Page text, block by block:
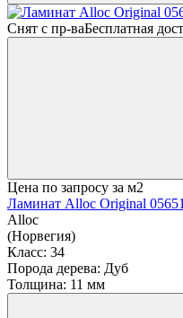
Снят с пр-ваБесплатная
Цена по запросу за м2
Ламинат Alloc Original
Alloc
(Норвегия)
Класс: 34
Порода дерева: Дуб
Толщина: 11 мм